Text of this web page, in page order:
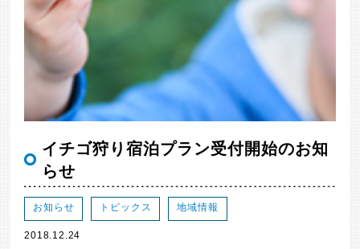
イチゴ狩り宿泊プラン受付開始のお知
らせ
お知らせ トピックス 地域情報
2018.12.24